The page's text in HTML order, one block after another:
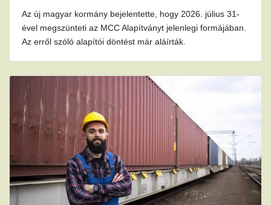
Az új magyar kormány bejelentette, hogy 2026. július 31-
ével megszünteti az MCC Alapítványt jelenlegi formájában.
Az erről szóló alapítói döntést már aláírták.